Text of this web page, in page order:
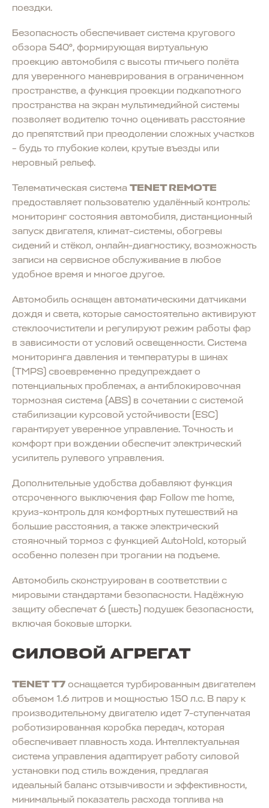
поездки.
Безопасность обеспечивает система кругового
обзора 540°, формирующая виртуальную
проекцию автомобиля с высоты птичьего полёта
для уверенного маневрирования в ограниченном
пространстве, а функция проекции подкапотного
пространства на экран мультимедийной системы
позволяет водителю точно оценивать расстояние
до препятствий при преодолении сложных участков
– будь то глубокие колеи, крутые въезды или
неровный рельеф.
Телематическая система TENET REMOTE
предоставляет пользователю удалённый контроль:
мониторинг состояния автомобиля, дистанционный
запуск двигателя, климат-системы, обогревы
сидений и стёкол, онлайн-диагностику, возможность
записи на сервисное обслуживание в любое
удобное время и многое другое.
Автомобиль оснащен автоматическими датчиками
дождя и света, которые самостоятельно активируют
стеклоочистители и регулируют режим работы фар
в зависимости от условий освещенности. Система
мониторинга давления и температуры в шинах
(TMPS) своевременно предупреждает о
потенциальных проблемах, а антиблокировочная
тормозная система (ABS) в сочетании с системой
стабилизации курсовой устойчивости (ESC)
гарантирует уверенное управление. Точность и
комфорт при вождении обеспечит электрический
усилитель рулевого управления.
Дополнительные удобства добавляют функция
отсроченного выключения фар Follow me home,
круиз-контроль для комфортных путешествий на
большие расстояния, а также электрический
стояночный тормоз с функцией AutoHold, который
особенно полезен при трогании на подъеме.
Автомобиль сконструирован в соответствии с
мировыми стандартами безопасности. Надёжную
защиту обеспечат 6 (шесть) подушек безопасности,
включая боковые шторки.
СИЛОВОЙ АГРЕГАТ
TENET T7 оснащается турбированным двигателем
объемом 1.6 литров и мощностью 150 л.с. В пару к
производительному двигателю идет 7-ступенчатая
роботизированная коробка передач, которая
обеспечивает плавность хода. Интеллектуальная
система управления адаптирует работу силовой
установки под стиль вождения, предлагая
идеальный баланс отзывчивости и эффективности,
минимальный показатель расхода топлива на